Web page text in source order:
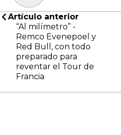
Artículo anterior
“Al milímetro” -
Remco Evenepoel y
Red Bull, con todo
preparado para
reventar el Tour de
Francia